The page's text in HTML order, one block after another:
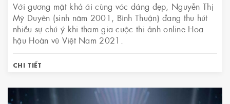
Với gương mặt khả ái cùng vóc dáng đẹp, Nguyễn Thị
Mỹ Duyên (sinh năm 2001, Bình Thuận) đang thu hút
nhiều sự chú ý khi tham gia cuộc thi ảnh online Hoa
hậu Hoàn vũ Việt Nam 2021.
CHI TIẾT